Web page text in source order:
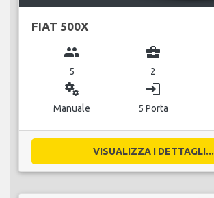
FIAT 500X
group
5
business_center
2
miscellaneous_services
Manuale
login
5 Porta
VISUALIZZA I DETTAGLI...